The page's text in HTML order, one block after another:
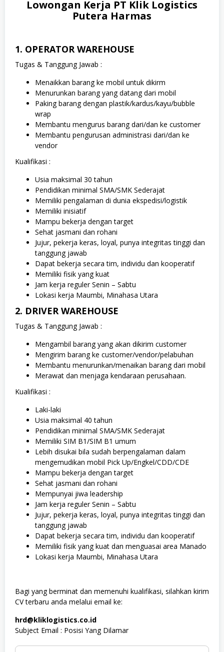
Lowongan Kerja PT Klik Logistics
Putera Harmas
1. OPERATOR WAREHOUSE
Tugas & Tanggung Jawab :
Menaikkan barang ke mobil untuk dikirm
Menurunkan barang yang datang dari mobil
Paking barang dengan plastik/kardus/kayu/bubble
wrap
Membantu mengurus barang dari/dan ke customer
Membantu pengurusan administrasi dari/dan ke
vendor
Kualifikasi :
Usia maksimal 30 tahun
Pendidikan minimal SMA/SMK Sederajat
Memiliki pengalaman di dunia ekspedisi/logistik
Memiliki inisiatif
Mampu bekerja dengan target
Sehat jasmani dan rohani
Jujur, pekerja keras, loyal, punya integritas tinggi dan
tanggung jawab
Dapat bekerja secara tim, individu dan kooperatif
Memiliki fisik yang kuat
Jam kerja reguler Senin – Sabtu
Lokasi kerja Maumbi, Minahasa Utara
2. DRIVER WAREHOUSE
Tugas & Tanggung Jawab :
Mengambil barang yang akan dikirim customer
Mengirim barang ke customer/vendor/pelabuhan
Membantu menurunkan/menaikan barang dari mobil
Merawat dan menjaga kendaraan perusahaan.
Kualifikasi :
Laki-laki
Usia maksimal 40 tahun
Pendidikan minimal SMA/SMK Sederajat
Memiliki SIM B1/SIM B1 umum
Lebih disukai bila sudah berpengalaman dalam
mengemudikan mobil Pick Up/Engkel/CDD/CDE
Mampu bekerja dengan target
Sehat jasmani dan rohani
Mempunyai jiwa leadership
Jam kerja reguler Senin – Sabtu
Jujur, pekerja keras, loyal, punya integritas tinggi dan
tanggung jawab
Dapat bekerja secara tim, individu dan kooperatif
Memiliki fisik yang kuat dan menguasai area Manado
Lokasi kerja Maumbi, Minahasa Utara
Bagi yang berminat dan memenuhi kualifikasi, silahkan kirim
CV terbaru anda melalui email ke:
hrd@kliklogistics.co.id
Subject Email : Posisi Yang Dilamar